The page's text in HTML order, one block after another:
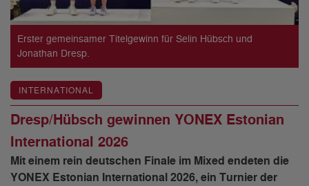
Erster gemeinsamer Titelgewinn für Selin Hübsch und
Jonathan Dresp.
INTERNATIONAL
Dresp/Hübsch gewinnen YONEX Estonian
International 2026
Mit einem rein deutschen Finale im Mixed endeten die
YONEX Estonian International 2026, ein Turnier der